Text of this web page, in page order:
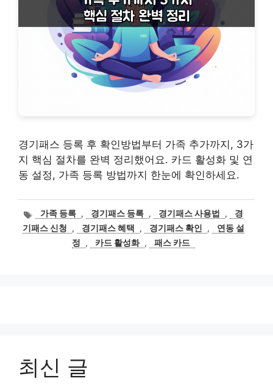
경기패스 등록 후 확인방법부터 가족 추가까지, 3가
지 핵심 절차를 완벽 정리했어요. 카드 활성화 및 연
동 설정, 가족 등록 방법까지 한눈에 확인하세요.
태
그
가족 등록 , 경기패스 등록 , 경기패스 사용법 ,
경
기패스 신청
, 경기패스 혜택 , 경기패스 확인 ,
연동 설
정
, 카드 활성화 , 패스 카드
최신 글